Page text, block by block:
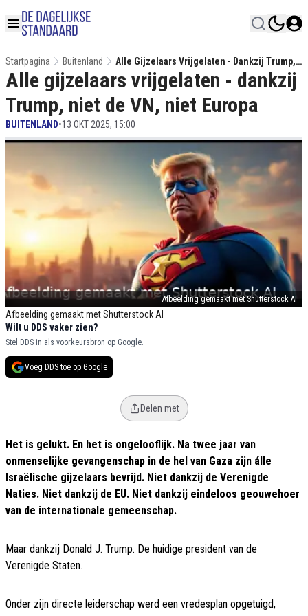
Startpagina Buitenland
Alle Gijzelaars Vrijgelaten - Dankzij Trump,
Niet De VN, Niet Europa
Afbeelding gemaakt met Shutterstock AI
Afbeelding gemaakt met Shutterstock AI
Alle gijzelaars vrijgelaten - dankzij
Trump, niet de VN, niet Europa
BUITENLAND•13 OKT 2025, 15:00
Wilt u DDS vaker zien?
Stel DDS in als voorkeursbron op Google.
Voeg DDS toe op Google
Delen met
Het is gelukt. En het is ongelooflijk. Na twee jaar van
onmenselijke gevangenschap in de hel van Gaza zijn álle
Israëlische gijzelaars bevrijd. Niet dankzij de Verenigde
Naties. Niet dankzij de EU. Niet dankzij eindeloos geouwehoer
van de internationale gemeenschap.
Maar dankzij Donald J. Trump. De huidige president van de
Verenigde Staten.
Onder zijn directe leiderschap werd een vredesplan opgetuigd,